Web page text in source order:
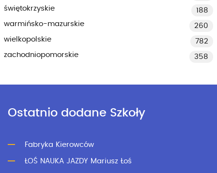
świętokrzyskie
188
warmińsko-mazurskie
260
wielkopolskie
782
zachodniopomorskie
358
Ostatnio dodane Szkoły
Fabryka Kierowców
ŁOŚ NAUKA JAZDY Mariusz Łoś